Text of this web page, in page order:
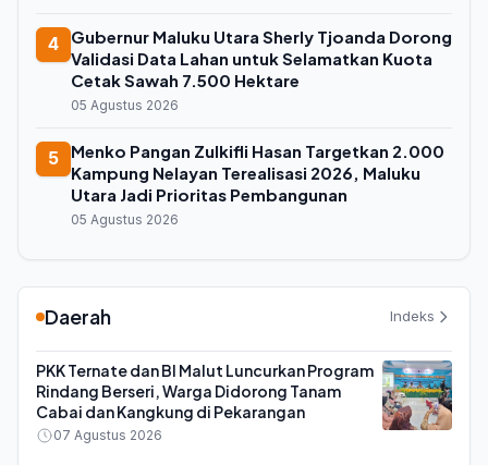
4
Gubernur Maluku Utara Sherly Tjoanda Dorong
Validasi Data Lahan untuk Selamatkan Kuota
Cetak Sawah 7.500 Hektare
05 Agustus 2026
5
Menko Pangan Zulkifli Hasan Targetkan 2.000
Kampung Nelayan Terealisasi 2026, Maluku
Utara Jadi Prioritas Pembangunan
05 Agustus 2026
Daerah Indeks
PKK Ternate dan BI Malut Luncurkan Program
Rindang Berseri, Warga Didorong Tanam
Cabai dan Kangkung di Pekarangan
07 Agustus 2026